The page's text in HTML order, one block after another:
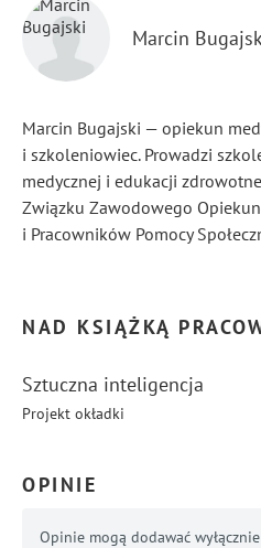
Marcin
Marcin Bugajski — opiekun
i szkoleniowiec. Prowadzi
medycznej i edukacji
Związku Zawodowego
i Pracowników Pomocy
typu 1, łącząc wiedzę
doświadczeniem pacjenta.
NAD KSIĄŻKĄ
Sztuczna inteligencja
Projekt okładki
OPINIE
Opinie mogą dodawać